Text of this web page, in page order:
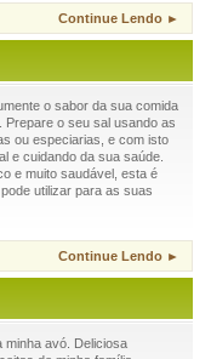
Continue Lendo ►
o sabor da sua comida
o seu sal usando as
ou especiarias, e com isto
e cuidando da sua saúde.
e muito saudável, esta é
utilizar para as suas
Continue Lendo ►
minha avó. Deliciosa